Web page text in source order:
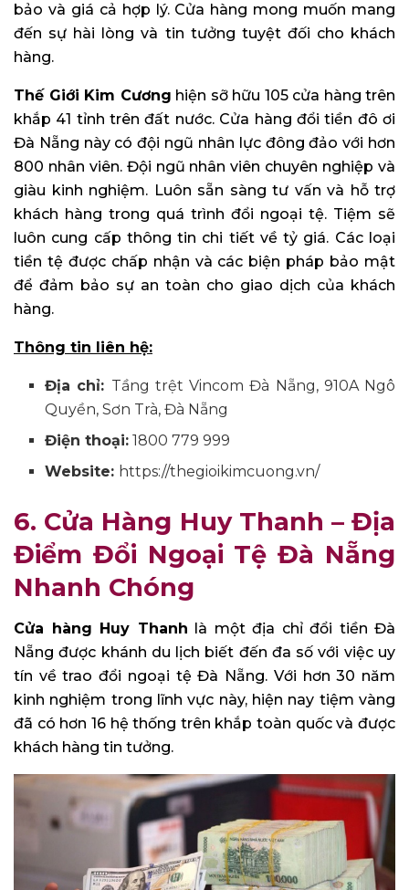
bảo và giá cả hợp lý. Cửa hàng mong muốn mang
đến sự hài lòng và tin tưởng tuyệt đối cho khách
hàng.
Thế Giới Kim Cương hiện sỡ hữu 105 cửa hàng trên
khắp 41 tỉnh trên đất nước. Cửa hàng đổi tiền đô ơi
Đà Nẵng này có đội ngũ nhân lực đông đảo với hơn
800 nhân viên. Đội ngũ nhân viên chuyên nghiệp và
giàu kinh nghiệm. Luôn sẵn sàng tư vấn và hỗ trợ
khách hàng trong quá trình đổi ngoại tệ. Tiệm sẽ
luôn cung cấp thông tin chi tiết về tỷ giá. Các loại
tiền tệ được chấp nhận và các biện pháp bảo mật
để đảm bảo sự an toàn cho giao dịch của khách
hàng.
Thông tin liên hệ:
Địa chỉ: Tầng trệt Vincom Đà Nẵng, 910A Ngô
Quyền, Sơn Trà, Đà Nẵng
Điện thoại: 1800 779 999
Website: https://thegioikimcuong.vn/
6. Cửa Hàng Huy Thanh – Địa
Điểm Đổi Ngoại Tệ Đà Nẵng
Nhanh Chóng
Cửa hàng Huy Thanh là một địa chỉ đổi tiền Đà
Nẵng được khánh du lịch biết đến đa số với việc uy
tín về trao đổi ngoại tệ Đà Nẵng. Với hơn 30 năm
kinh nghiệm trong lĩnh vực này, hiện nay tiệm vàng
đã có hơn 16 hệ thống trên khắp toàn quốc và được
khách hàng tin tưởng.